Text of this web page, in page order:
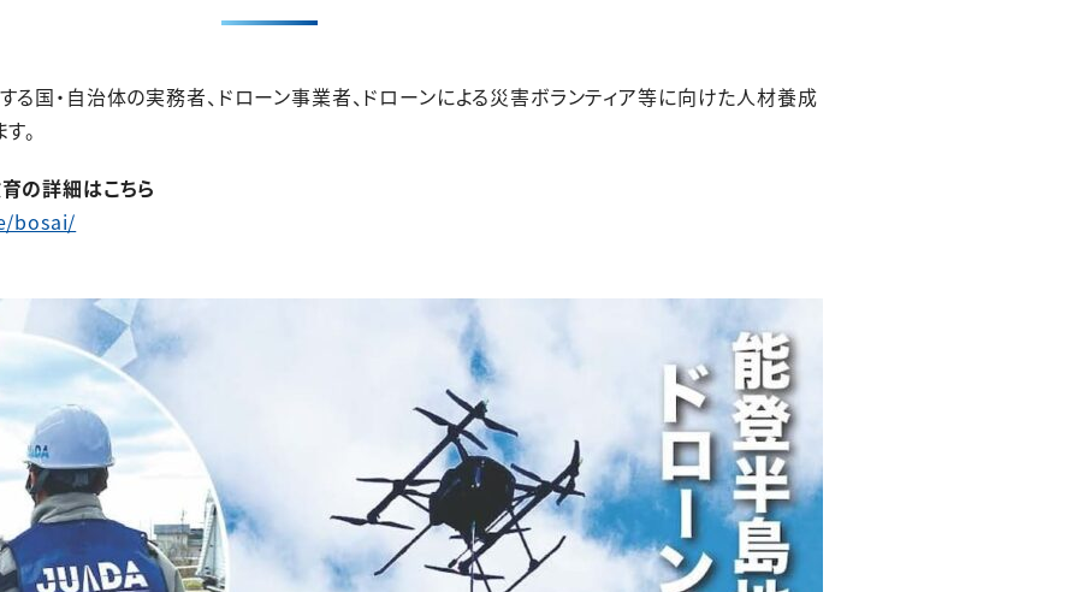
る国・自治体の実務者、ドローン事業者、ドローンによる災害ボランティア等に向けた人材養成
。
の詳細はこちら
bosai/